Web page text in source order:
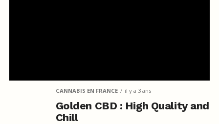
CANNABIS EN FRANCE il y a 3 ans
Golden CBD : High Quality and
Chill